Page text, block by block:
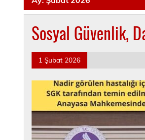
Sosyal Güvenlik,
1 Şubat 2026